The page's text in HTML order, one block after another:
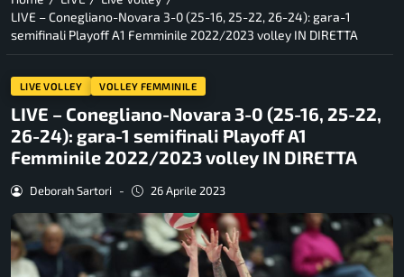
LIVE – Conegliano-Novara 3-0 (25-16, 25-22, 26-24): gara-1
semifinali Playoff A1 Femminile 2022/2023 volley IN DIRETTA
LIVE VOLLEY VOLLEY FEMMINILE
LIVE – Conegliano-Novara 3-0 (25-16, 25-22,
26-24): gara-1 semifinali Playoff A1
Femminile 2022/2023 volley IN DIRETTA
Deborah Sartori - 26 Aprile 2023